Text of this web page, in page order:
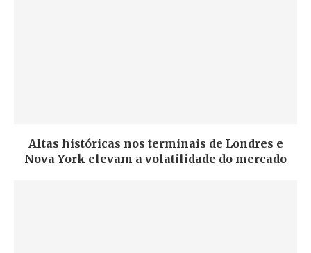
Altas históricas nos terminais de Londres e
Nova York elevam a volatilidade do mercado